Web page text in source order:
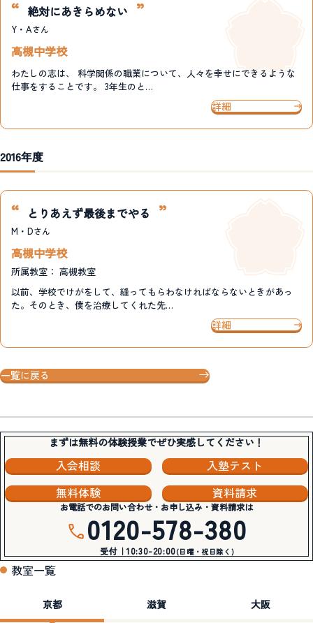
絶対にあきらめない
Y・Aさん
高槻中学校
わたしの志は、 科学関係の職業について、人々を幸せにできるような
仕事をすることです。 3年生のと…
詳細
2016年度
とりあえず最後までやる
M・Dさん
高槻中学校
所属教室： 高槻教室
以前、学校でけがをして、縫ってもらわなければならないときがあっ
た。そのとき、僕を治療してくれた先…
詳細
一覧に戻る
まずは無料の体験授業でぜひ実感してください！
入会相談
入塾テスト
無料体験
資料請求
お電話でのお問い合わせ・お申し込み・資料請求は
0120-578-380
受付｜10:30-20:00(日曜・祝日除く)
教室一覧
京都 滋賀 大阪